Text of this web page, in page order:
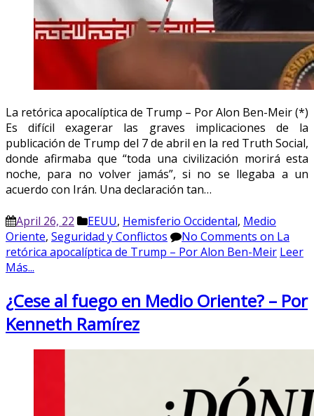
La retórica apocalíptica de Trump – Por Alon Ben-Meir (*)
Es difícil exagerar las graves implicaciones de la
publicación de Trump del 7 de abril en la red Truth Social,
donde afirmaba que “toda una civilización morirá esta
noche, para no volver jamás”, si no se llegaba a un
acuerdo con Irán. Una declaración tan…
April 26, 22 EEUU, Hemisferio Occidental, Medio
Oriente, Seguridad y Conflictos No Comments on La
retórica apocalíptica de Trump – Por Alon Ben-Meir Leer
Más...
¿Cese al fuego en Medio Oriente? – Por
Kenneth Ramírez